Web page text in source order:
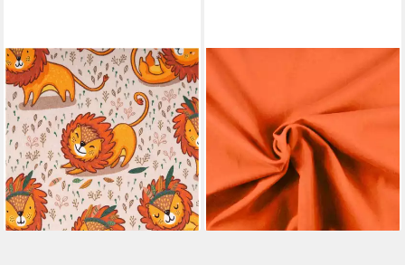
SCHÖNER LEBEN.
Stoff Baumwolljersey Löwe
Beige Orange Meterware –
Fräulein von Julie,
allergikergeeignet
17,95 €
(17,95 €/ 1 m)
lieferbar - in 3-4 Werktagen bei dir
MADDMA
Stoff 0,5m Meterware Jersey
Stoff Uni für Freizeitkleidung
ca. 148cm breit, orange
6,96 €
(9,28 €/ 1 qm)
lieferbar - in 3-4 Werktagen bei dir
+23